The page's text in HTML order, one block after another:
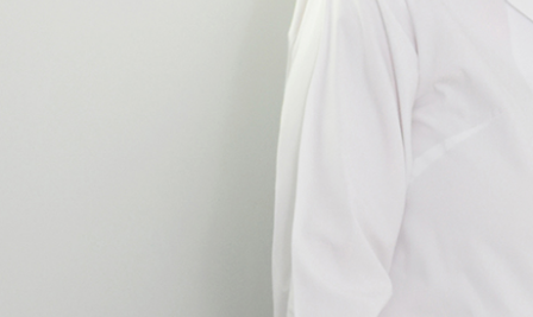
Η Ματίνα Πότση είναι Ιατρός Ακτινολόγος Μαστού